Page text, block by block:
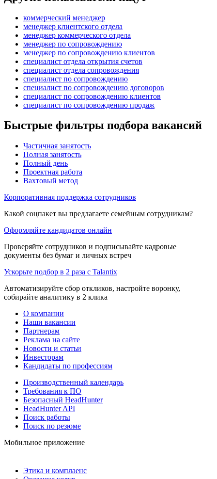
коммерческий менеджер
менеджер клиентского отдела
менеджер коммерческого отдела
менеджер по сопровождению
менеджер по сопровождению клиентов
специалист отдела открытия счетов
специалист отдела сопровождения
специалист по сопровождению
специалист по сопровождению договоров
специалист по сопровождению клиентов
специалист по сопровождению продаж
Быстрые фильтры подбора вакансий
Частичная занятость
Полная занятость
Полный день
Проектная работа
Вахтовый метод
Корпоративная поддержка сотрудников
Какой соцпакет вы предлагаете семейным сотрудникам?
Оформляйте кандидатов онлайн
Проверяйте сотрудников и подписывайте кадровые
документы без бумаг и личных встреч
Ускорьте подбор в 2 раза с Talantix
Автоматизируйте сбор откликов, настройте воронку,
собирайте аналитику в 2 клика
О компании
Наши вакансии
Партнерам
Реклама на сайте
Новости и статьи
Инвесторам
Кандидаты по профессиям
Производственный календарь
Требования к ПО
Безопасный HeadHunter
HeadHunter API
Поиск работы
Поиск по резюме
Мобильное приложение
Этика и комплаенс